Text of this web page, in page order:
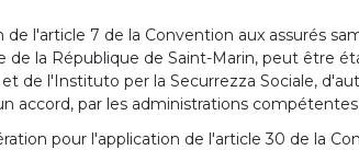
l'article 7 de la Convention aux assurés
de la République de Saint-Marin, peut être
de l'Instituto per la Securrezza Sociale,
accord, par les administrations
pour l'application de l'article 30 de la